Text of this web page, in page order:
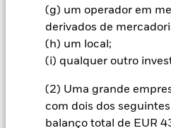
(g) um operador em
derivados de
(h) um local;
(i) qualquer outro
(2) Uma grande
com dois dos
balanço total de EUR
derivados para uma categoria de
de contágio (também designado
categorias de acções do fundo.
envidará os esforços necessários
contágio a outra categoria de
pendente imediatamente abaixo
uma lista de todas as categorias